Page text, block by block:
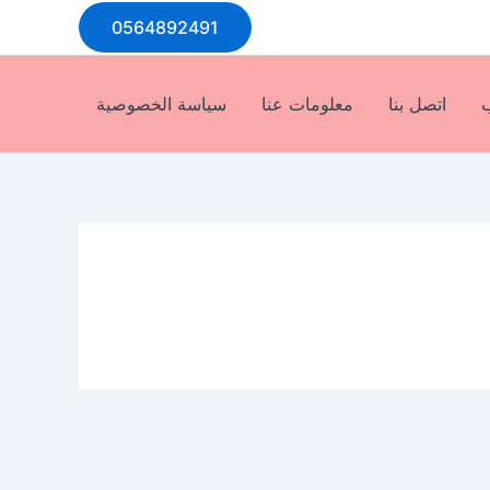
0564892491
اتصل بنا معلومات عنا سياسة الخصوصية